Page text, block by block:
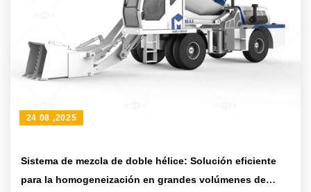
Sistema de mezcla de doble hélice: Solución eficiente
para la homogeneización en grandes volúmenes de
24 08 ,2025